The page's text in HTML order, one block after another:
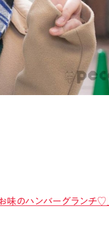
味のハンバーグランチ♡」